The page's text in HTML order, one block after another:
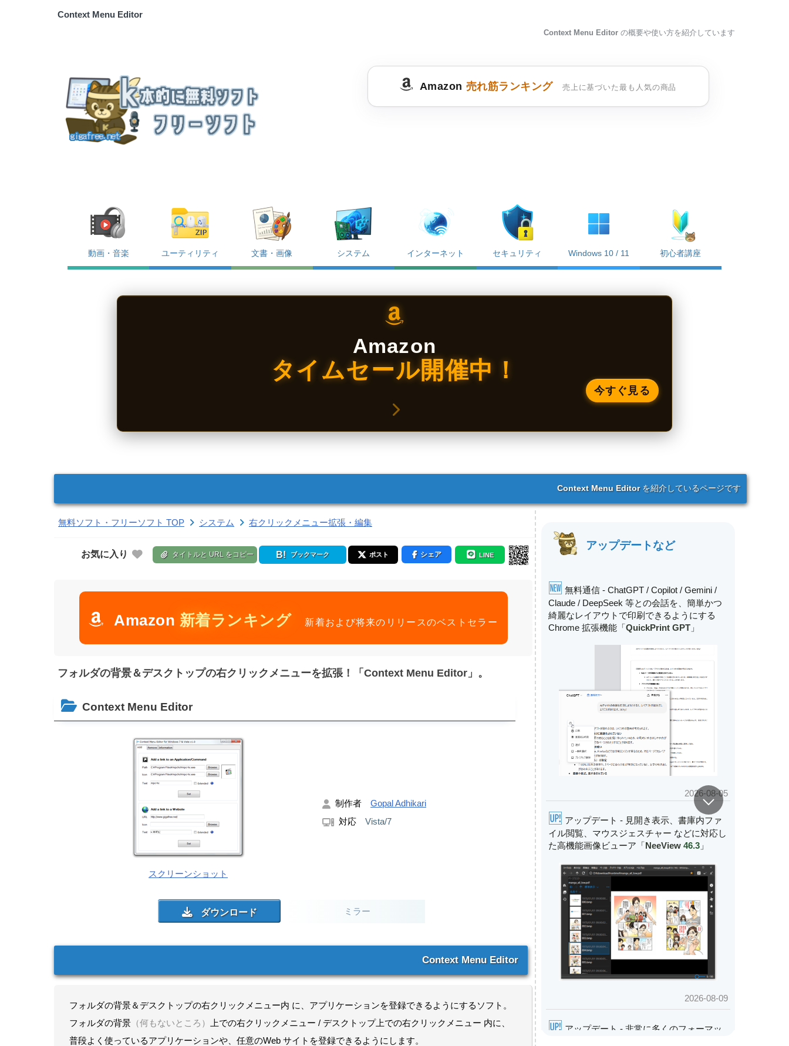
Context Menu Editor
Context Menu Editor の概要や使い方を紹介しています
Amazon 売れ筋ランキング 売上に基づいた最も人気の商品
動画・音楽 ユーティリティ 文書・画像 システム インターネット セキュリティ Windows 10 / 11 初心者講座
Amazon
タイムセール開催中！
今すぐ見る
Context Menu Editorを紹介しているページです
無料ソフト・フリーソフト TOP システム 右クリックメニュー拡張・編集
お気に入り タイトルと URL をコピー ブックマーク ポスト シェア LINE
Amazon 新着ランキング 新着および将来のリリースのベストセラー
フォルダの背景＆デスクトップの右クリックメニューを拡張！「Context Menu Editor」。
Context Menu Editor
スクリーンショット
制作者 Gopal Adhikari
対応 Vista/7
ミラー
Context Menu Editor
フォルダの背景＆デスクトップの右クリックメニュー内 に、アプリケーションを登録できるようにするソフト。
フォルダの背景 （何もないところ）
上での右クリックメニュー / デスクトップ上での右クリックメニュー 内に、
普段よく使っているアプリケーションや、任意のWeb サイトを登録できるようにします。
アップデートなど